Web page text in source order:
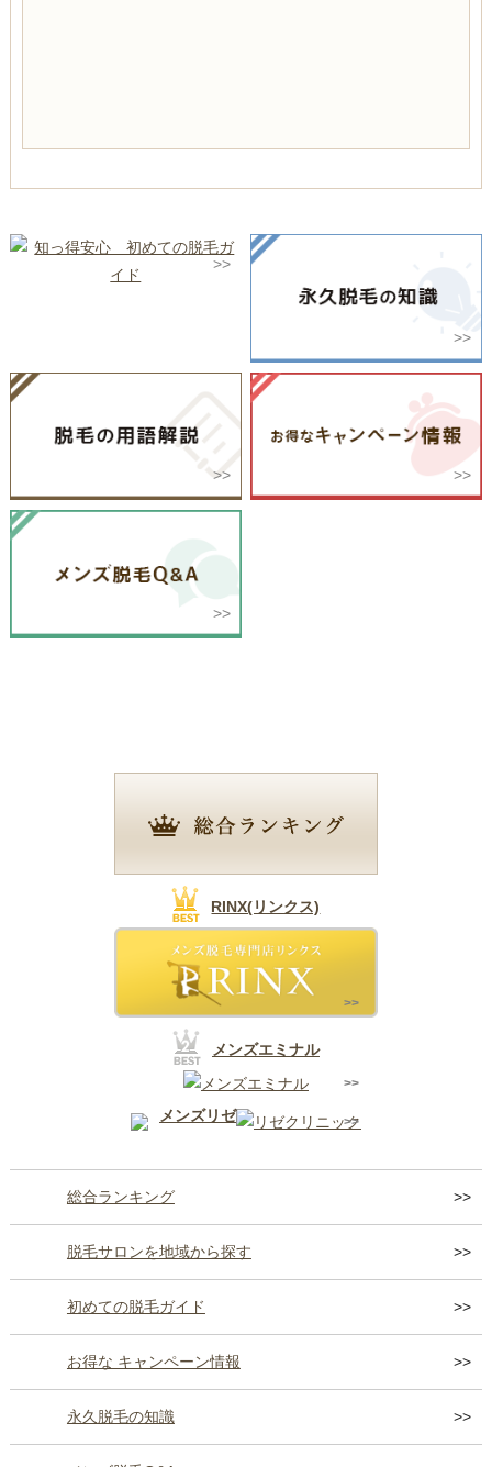
RINX(リンクス)
メンズエミナル
メンズリゼ
総合ランキング
脱毛サロンを地域から探す
初めての脱毛ガイド
お得な キャンペーン情報
永久脱毛の知識